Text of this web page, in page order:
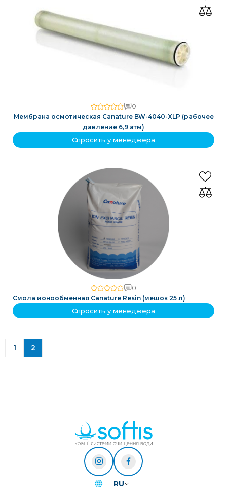
0
Мембрана осмотическая Canature BW-4040-XLP (рабочее
давление 6,9 атм)
Спросить у менеджера
0
Смола ионообменная Canature Resin (мешок 25 л)
Спросить у менеджера
1 2
RU